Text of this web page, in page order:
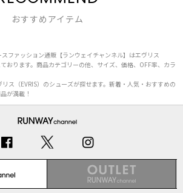
おすすめアイテム
ファッション通販【ランウェイチャンネル】はエヴリス
ております。商品カテゴリーの他、サイズ、価格、OFF率、カラ
ス（EVRIS）のシューズが探せます。新着・人気・おすすめの
が満載！